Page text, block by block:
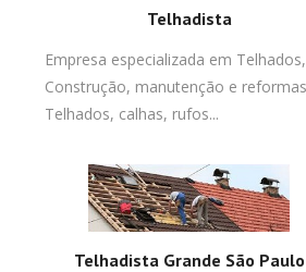
Telhadista
Empresa especializada em Telhados,
Construção, manutenção e
Telhados, calhas, rufos...
Telhadista Grande São Paulo